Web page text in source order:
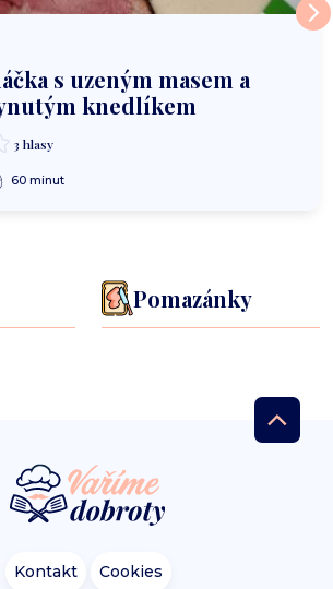
s uzeným masem a
knedlíkem
3 hlasy
60 minut
Pomazánky
Kontakt Cookies